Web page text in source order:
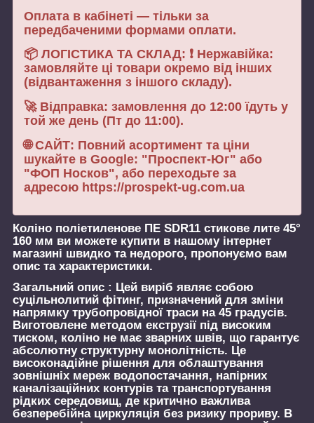
Оплата в кабінеті — тільки за
передбаченими формами оплати.
📦 ЛОГІСТИКА ТА СКЛАД: ❗ Нержавійка:
замовляйте ці товари окремо від інших
(відвантаження з іншого складу).
🚀 Відправка: замовлення до 12:00 їдуть у
той же день (Пт до 11:00).
🌐 САЙТ: Повний асортимент та ціни
шукайте в Google: "Проспект-Юг" або
"ФОП Носков", або переходьте за
адресою https://prospekt-ug.com.ua
Коліно поліетиленове ПЕ SDR11 стикове лите 45°
160 мм ви можете купити в нашому інтернет
магазині швидко та недорого, пропонуємо вам
опис та характеристики.
Загальний опис : Цей виріб являє собою
суцільнолитий фітинг, призначений для зміни
напрямку трубопровідної траси на 45 градусів.
Виготовлене методом екструзії під високим
тиском, коліно не має зварних швів, що гарантує
абсолютну структурну монолітність. Це
високонадійне рішення для облаштування
зовнішніх мереж водопостачання, напірних
каналізаційних контурів та транспортування
рідких середовищ, де критично важлива
безперебійна циркуляція без ризику прориву. В